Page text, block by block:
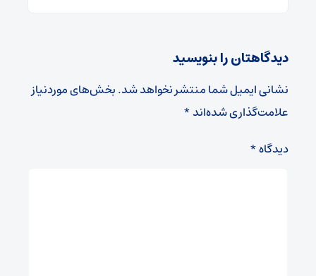
دیدگاهتان را بنویسید
نشانی ایمیل شما منتشر نخواهد شد.بخش‌های موردنیاز
علامت‌گذاری شده‌اند*
دیدگاه*